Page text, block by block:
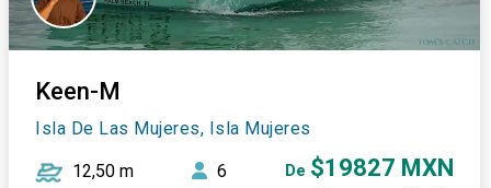
Keen-M
Isla De Las Mujeres, Isla Mujeres
12,50 m 6 De $19827 MXN